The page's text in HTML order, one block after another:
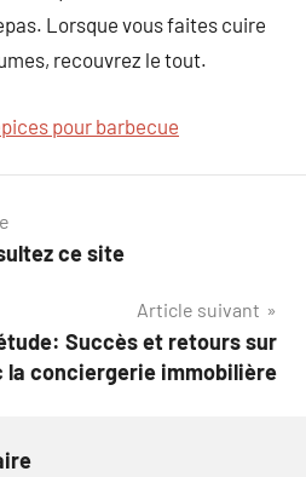
Lorsque vous faites cuire
recouvrez le tout.
pour barbecue​
ce site
Article suivant
Succès et retours sur
la conciergerie immobilière